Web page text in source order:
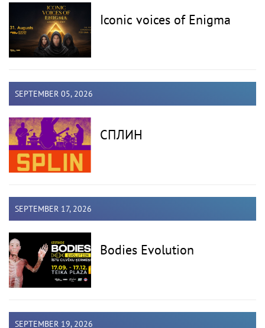
Iconic voices of Enigma
SEPTEMBER 05, 2026
СПЛИН
SEPTEMBER 17, 2026
Bodies Evolution
SEPTEMBER 19, 2026